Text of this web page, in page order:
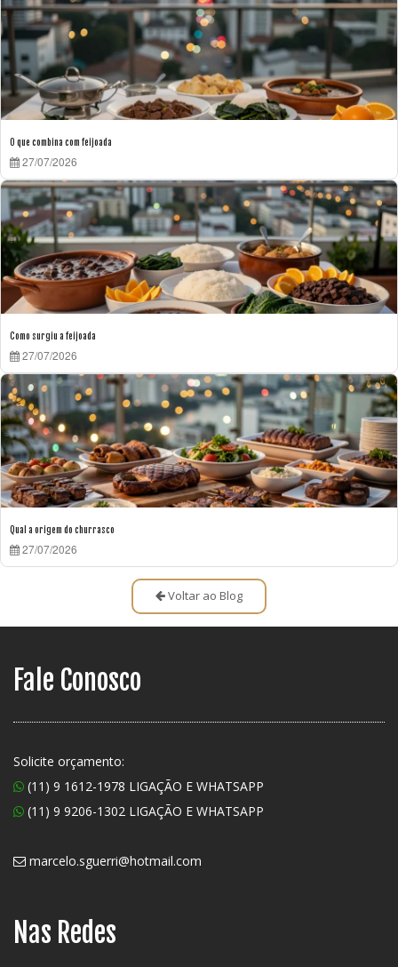
O que combina com feijoada
27/07/2026
Como surgiu a feijoada
27/07/2026
Qual a origem do churrasco
27/07/2026
Voltar ao Blog
Fale Conosco
Solicite orçamento:
(11) 9 1612-1978 LIGAÇÃO E WHATSAPP
(11) 9 9206-1302 LIGAÇÃO E WHATSAPP
marcelo.sguerri@hotmail.com
Nas Redes